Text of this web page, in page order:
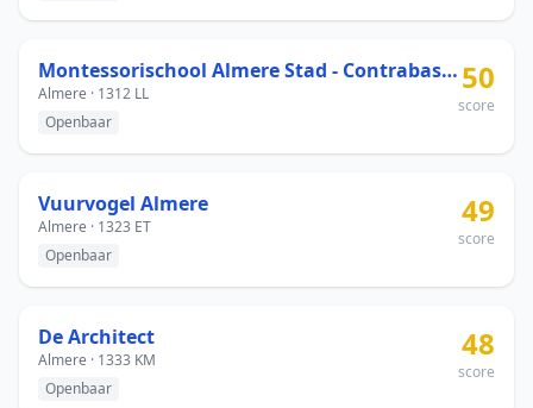
Montessorischool Almere Stad - Contrabasweg
Almere · 1312 LL
Openbaar
50
score
Vuurvogel Almere
Almere · 1323 ET
Openbaar
49
score
De Architect
Almere · 1333 KM
Openbaar
48
score